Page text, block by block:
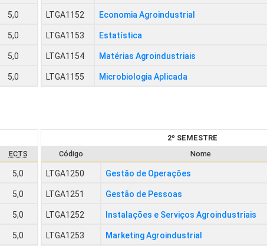
5,0
5,0
5,0
5,0
LTGA1152 Economia Agroindustrial
LTGA1153 Estatística
LTGA1154 Matérias Agroindustriais
LTGA1155 Microbiologia Aplicada
ECTS
5,0
5,0
5,0
5,0
2º SEMESTRE
Código
Nome
LTGA1250 Gestão de Operações
LTGA1251 Gestão de Pessoas
LTGA1252 Instalações e Serviços Agroindustriais
LTGA1253 Marketing Agroindustrial